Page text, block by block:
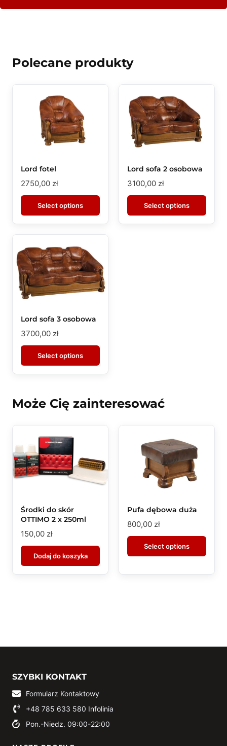
Polecane produkty
Lord fotel
2750,00 zł
Select options
Lord sofa 2 osobowa
3100,00 zł
Select options
Lord sofa 3 osobowa
3700,00 zł
Select options
Może Cię zainteresować
Środki do skór
OTTIMO 2 x 250ml
150,00 zł
Dodaj do koszyka
Pufa dębowa duża
800,00 zł
Select options
SZYBKI KONTAKT
Formularz Kontaktowy
+48 785 633 580 Infolinia
Pon.-Niedz. 09:00-22:00